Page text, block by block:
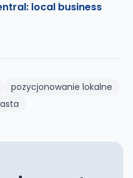
local business
pozycjonowanie lokalne